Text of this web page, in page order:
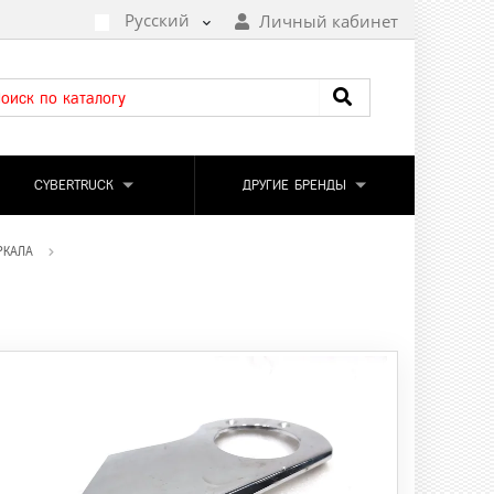
Русский Личный кабинет
CYBERTRUCK ДРУГИЕ БРЕНДЫ